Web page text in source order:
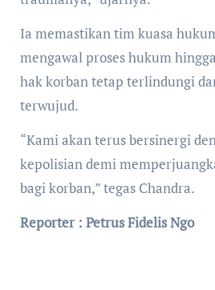
Ia memastikan tim kuasa
mengawal proses hukum
hak korban tetap terlindungi
terwujud.
“Kami akan terus bersinergi
kepolisian demi
bagi korban,” tegas Chandra.
Reporter : Petrus Fidelis Ngo